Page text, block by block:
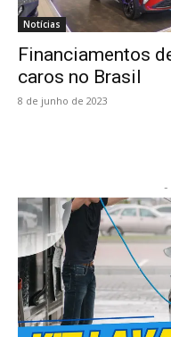
Notícias
Financiamentos
caros no Brasil
8 de junho de 2023
-